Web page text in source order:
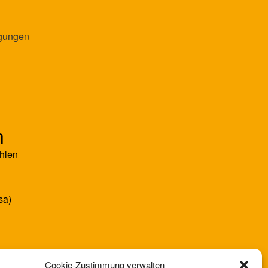
Cookie-Zustimmung verwalten